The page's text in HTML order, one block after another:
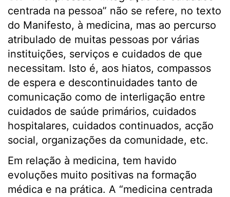
centrada na pessoa” não se refere, no texto
do Manifesto, à medicina, mas ao percurso
atribulado de muitas pessoas por várias
instituições, serviços e cuidados de que
necessitam. Isto é, aos hiatos, compassos
de espera e descontinuidades tanto de
comunicação como de interligação entre
cuidados de saúde primários, cuidados
hospitalares, cuidados continuados, acção
social, organizações da comunidade, etc.
Em relação à medicina, tem havido
evoluções muito positivas na formação
médica e na prática. A “medicina centrada